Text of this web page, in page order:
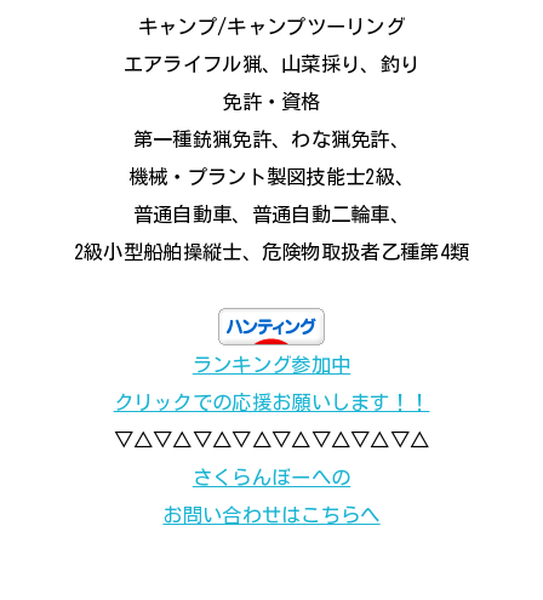
キャンプ/キャンプツーリング
エアライフル猟、山菜採り、釣り
免許・資格
第一種銃猟免許、わな猟免許、
機械・プラント製図技能士2級、
普通自動車、普通自動二輪車、
2級小型船舶操縦士、危険物取扱者乙種第4類
ランキング参加中
クリックでの応援お願いします！！
▽△▽△▽△▽△▽△▽△▽△▽△
さくらんぼーへの
お問い合わせはこちらへ